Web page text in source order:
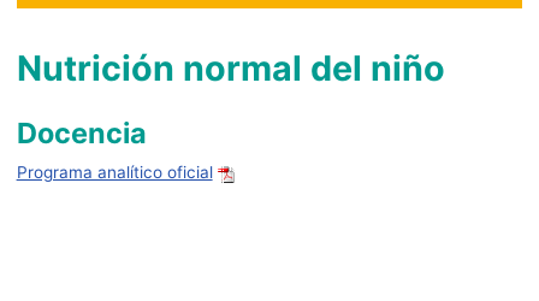
Nutrición normal del niño
Docencia
Programa analítico oficial